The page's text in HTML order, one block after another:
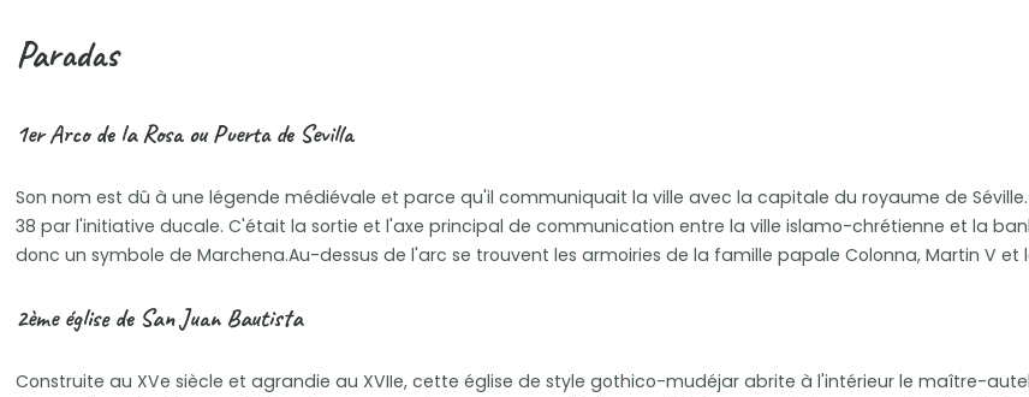
Paradas
1er Arco de la Rosa ou Puerta de Sevilla
Son nom est dû à une légende médiévale et parce qu'il communiquait la ville avec la capitale du royaume de
38 par l'initiative ducale. C'était la sortie et l'axe principal de communication entre la ville islamo-chrétienne et la
donc un symbole de Marchena.Au-dessus de l'arc se trouvent les armoiries de la famille papale Colonna, Martin V et
2ème église de San Juan Bautista
Construite au XVe siècle et agrandie au XVIIe, cette église de style gothico-mudéjar abrite à l'intérieur le maître-